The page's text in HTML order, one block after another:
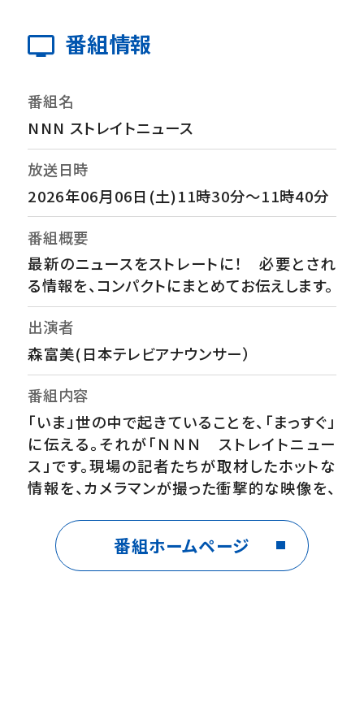
番組情報
番組名
NNN ストレイトニュース
放送日時
2026年06月06日(土)11時30分～11時40分
番組概要
最新のニュースをストレートに！ 必要とされ
る情報を、コンパクトにまとめてお伝えします。
出演者
森富美(日本テレビアナウンサー）
番組内容
「いま」世の中で起きていることを、「まっすぐ」
に伝える。それが「ＮＮＮ ストレイトニュー
ス」です。現場の記者たちが取材したホットな
情報を、カメラマンが撮った衝撃的な映像を、
ジ】 https://www.ntv.co.jp/straight/
※放送内容を変更する場合があります。ご了
承ください。
番組ホームページ